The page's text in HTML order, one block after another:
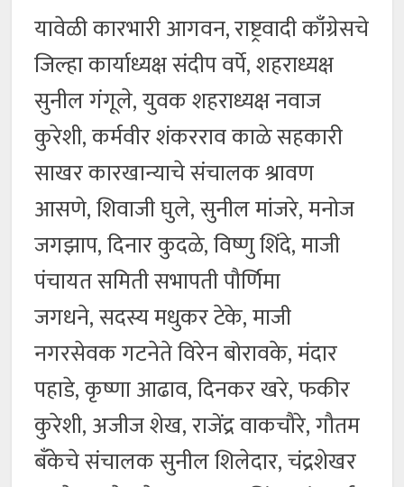
यावेळी कारभारी आगवन, राष्ट्रवादी काँग्रेसचे
जिल्हा कार्याध्यक्ष संदीप वर्पे, शहराध्यक्ष
सुनील गंगूले, युवक शहराध्यक्ष नवाज
कुरेशी, कर्मवीर शंकरराव काळे सहकारी
साखर कारखान्याचे संचालक श्रावण
आसणे, शिवाजी घुले, सुनील मांजरे, मनोज
जगझाप, दिनार कुदळे, विष्णु शिंदे, माजी
पंचायत समिती सभापती पौर्णिमा
जगधने, सदस्य मधुकर टेके, माजी
नगरसेवक गटनेते विरेन बोरावके, मंदार
पहाडे, कृष्णा आढाव, दिनकर खरे, फकीर
कुरेशी, अजीज शेख, राजेंद्र वाकचौरे, गौतम
बँकेचे संचालक सुनील शिलेदार, चंद्रशेखर